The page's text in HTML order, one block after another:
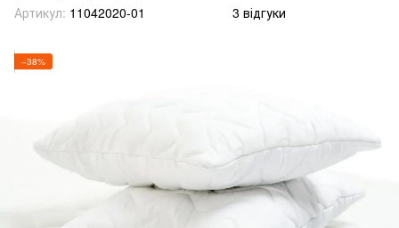
Артикул: 11042020-01 3 відгуки
−38%